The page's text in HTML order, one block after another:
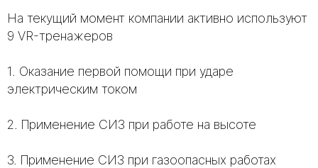
На текущий момент компании активно используют
9 VR-тренажеров
1. Оказание первой помощи при ударе
электрическим током
2. Применение СИЗ при работе на высоте
3. Применение СИЗ при газоопасных работах